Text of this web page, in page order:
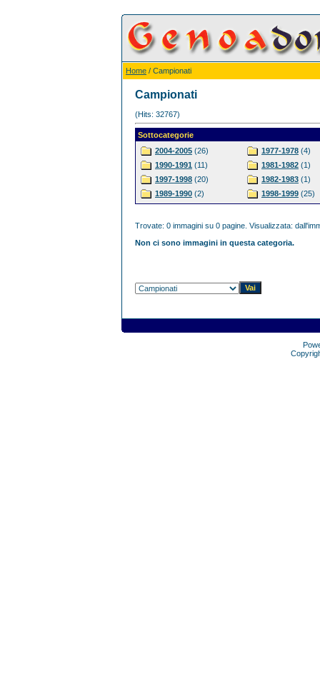
Home / Campionati
Campionati
(Hits: 32767)
Sottocategorie
2004-2005 (26)
1990-1991 (11)
1997-1998 (20)
1989-1990 (2)
1977-1978 (4)
1981-1982 (1)
1982-1983 (1)
1998-1999 (25)
Trovate: 0 immagini su 0 pagine. Visualizzata:
Non ci sono immagini in questa categoria.